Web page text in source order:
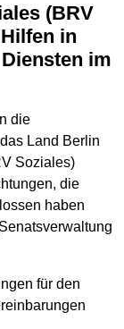
in
im
die
Land Berlin
Soziales)
die
haben
für den